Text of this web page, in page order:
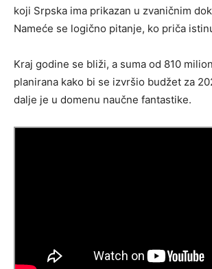
koji Srpska ima prikazan u zvaničnim
Nameće se logično pitanje, ko priča
Kraj godine se bliži, a suma od 810
planirana kako bi se izvršio budžet za
dalje je u domenu naučne fantastike.